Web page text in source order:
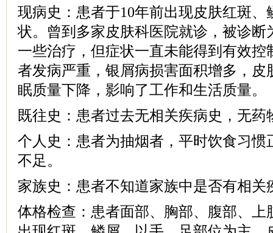
现病史：患者于10年前出现皮肤红斑、
状。曾到多家皮肤科医院就诊，被诊断
一些治疗，但症状一直未能得到有效控
者发病严重，银屑病损害面积增多，皮
眠质量下降，影响了工作和生活质量。
既往史：患者过去无相关疾病史，无药
个人史：患者为抽烟者，平时饮食习惯
不足。
家族史：患者不知道家族中是否有相关
体格检查：患者面部、胸部、腹部、上